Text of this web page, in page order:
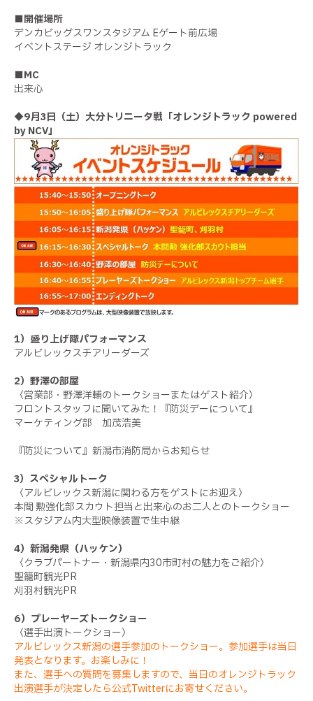
■開催場所
デンカビッグスワンスタジアム Eゲート前広場
イベントステージ オレンジトラック
■MC
出来心
◆9月3日（土）大分トリニータ戦「オレンジトラック powered
by NCV」
1）盛り上げ隊パフォーマンス
アルビレックスチアリーダーズ
2）野澤の部屋
〈営業部・野澤洋輔のトークショーまたはゲスト紹介〉
フロントスタッフに聞いてみた！『防災デーについて』
マーケティング部 加茂浩美
『防災について』新潟市消防局からお知らせ
3）スペシャルトーク
〈アルビレックス新潟に関わる方をゲストにお迎え〉
本間 勲強化部スカウト担当と出来心のお二人とのトークショー
※スタジアム内大型映像装置で生中継
4）新潟発県（ハッケン）
〈クラブパートナー・新潟県内30市町村の魅力をご紹介〉
聖籠町観光PR
刈羽村観光PR
6）プレーヤーズトークショー
〈選手出演トークショー〉
アルビレックス新潟の選手参加のトークショー。参加選手は当日
発表となります。お楽しみに！
また、選手への質問を募集しますので、当日のオレンジトラック
出演選手が決定したら公式Twitterにお寄せください。